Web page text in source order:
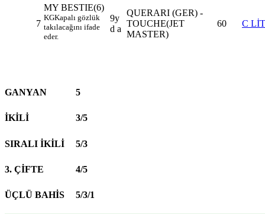
7
MY BESTIE(6)
KGKapalı gözlük
takılacağını ifade
eder.
9y
d a
QUERARI (GER) -
TOUCHE(JET
MASTER)
60 C
GANYAN 5
İKİLİ 3/5
SIRALI İKİLİ 5/3
3. ÇİFTE 4/5
ÜÇLÜ BAHİS 5/3/1